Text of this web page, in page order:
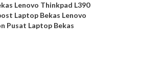
Lenovo Thinkpad L390
Laptop Bekas Lenovo
Pusat Laptop Bekas